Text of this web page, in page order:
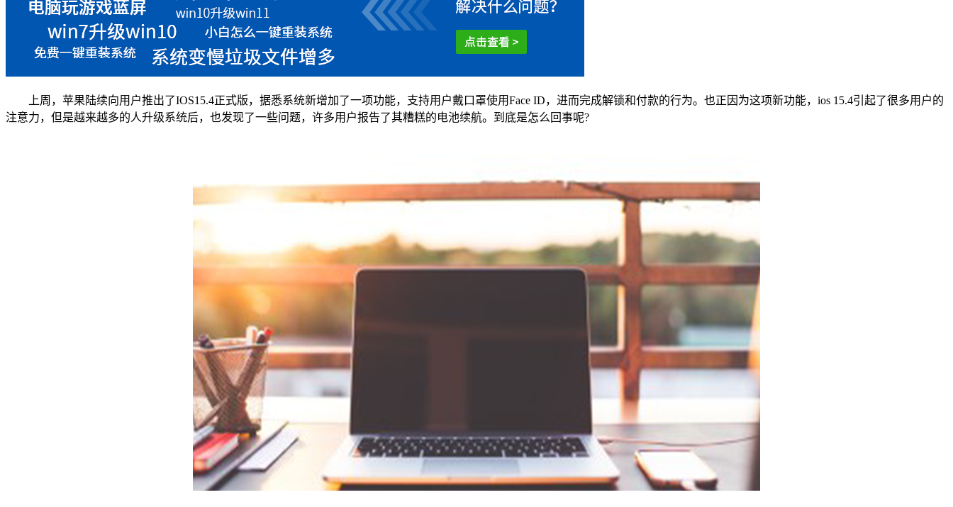
上周，苹果陆续向用户推出了IOS15.4正式版，据悉系统新增加了一项功能，支持用户戴口罩使用Face ID，进而完成解锁和付款的行为。也正因为这项新功能，ios 15.4引起了很多用户的
注意力，但是越来越多的人升级系统后，也发现了一些问题，许多用户报告了其糟糕的电池续航。到底是怎么回事呢?